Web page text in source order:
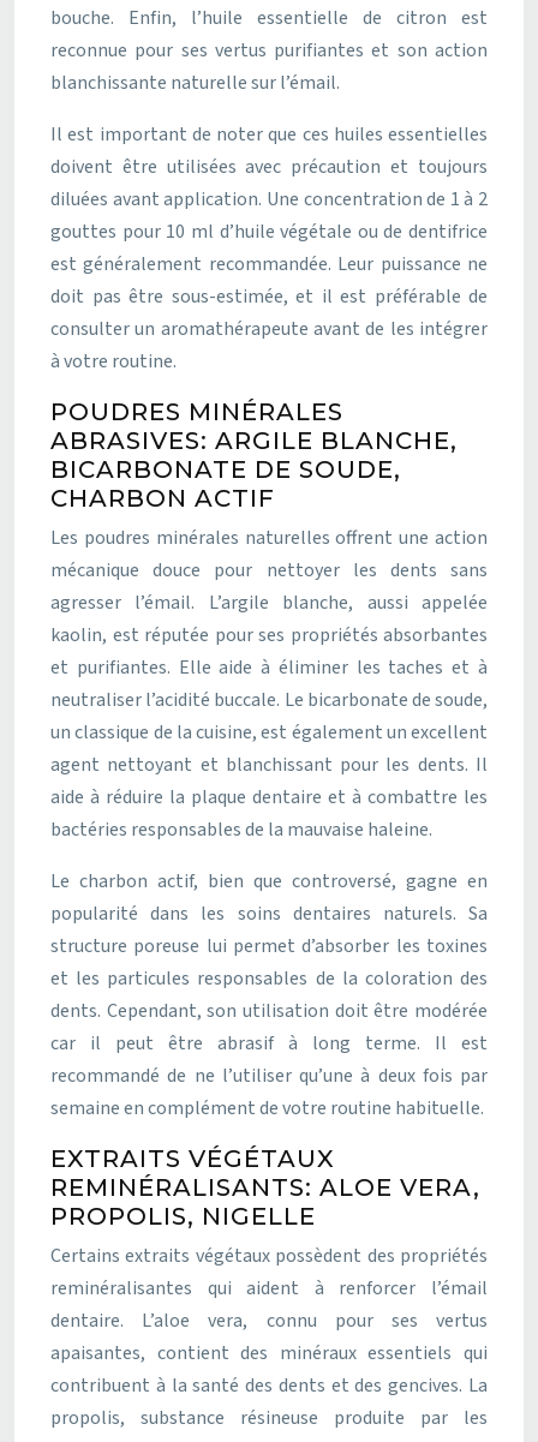
bouche. Enfin, l’huile essentielle de citron est
reconnue pour ses vertus purifiantes et son action
blanchissante naturelle sur l’émail.
Il est important de noter que ces huiles essentielles
doivent être utilisées avec précaution et toujours
diluées avant application. Une concentration de 1 à 2
gouttes pour 10 ml d’huile végétale ou de dentifrice
est généralement recommandée. Leur puissance ne
doit pas être sous-estimée, et il est préférable de
consulter un aromathérapeute avant de les intégrer
à votre routine.
POUDRES MINÉRALES
ABRASIVES: ARGILE BLANCHE,
BICARBONATE DE SOUDE,
CHARBON ACTIF
Les poudres minérales naturelles offrent une action
mécanique douce pour nettoyer les dents sans
agresser l’émail. L’argile blanche, aussi appelée
kaolin, est réputée pour ses propriétés absorbantes
et purifiantes. Elle aide à éliminer les taches et à
neutraliser l’acidité buccale. Le bicarbonate de soude,
un classique de la cuisine, est également un excellent
agent nettoyant et blanchissant pour les dents. Il
aide à réduire la plaque dentaire et à combattre les
bactéries responsables de la mauvaise haleine.
Le charbon actif, bien que controversé, gagne en
popularité dans les soins dentaires naturels. Sa
structure poreuse lui permet d’absorber les toxines
et les particules responsables de la coloration des
dents. Cependant, son utilisation doit être modérée
car il peut être abrasif à long terme. Il est
recommandé de ne l’utiliser qu’une à deux fois par
semaine en complément de votre routine habituelle.
EXTRAITS VÉGÉTAUX
REMINÉRALISANTS: ALOE VERA,
PROPOLIS, NIGELLE
Certains extraits végétaux possèdent des propriétés
reminéralisantes qui aident à renforcer l’émail
dentaire. L’aloe vera, connu pour ses vertus
apaisantes, contient des minéraux essentiels qui
contribuent à la santé des dents et des gencives. La
propolis, substance résineuse produite par les